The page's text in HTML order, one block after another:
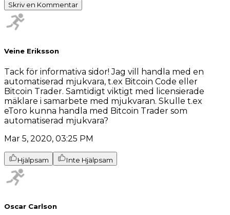
Skriv en Kommentar
Veine Eriksson
Tack för informativa sidor! Jag vill handla med en
automatiserad mjukvara, t.ex Bitcoin Code eller
Bitcoin Trader. Samtidigt viktigt med licensierade
mäklare i samarbete med mjukvaran. Skulle t.ex
eToro kunna handla med Bitcoin Trader som
automatiserad mjukvara?
Mar 5, 2020, 03:25 PM
Hjälpsam Inte Hjälpsam
Oscar Carlson